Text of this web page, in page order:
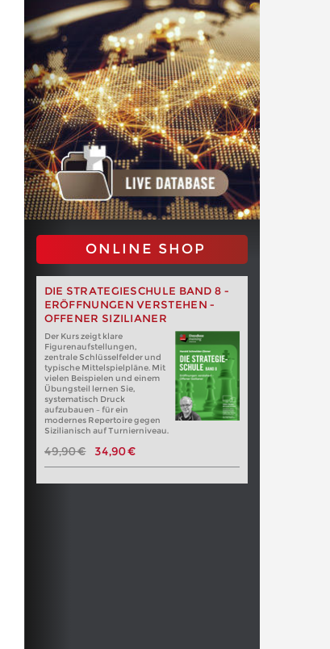
ONLINE SHOP
DIE STRATEGIESCHULE BAND 8 -
ERÖFFNUNGEN VERSTEHEN -
OFFENER SIZILIANER
Der Kurs zeigt klare
Figurenaufstellungen,
zentrale Schlüsselfelder und
typische Mittelspielpläne. Mit
vielen Beispielen und einem
Übungsteil lernen Sie,
systematisch Druck
aufzubauen – für ein
modernes Repertoire gegen
Sizilianisch auf Turnierniveau.
49,90 € 34,90 €